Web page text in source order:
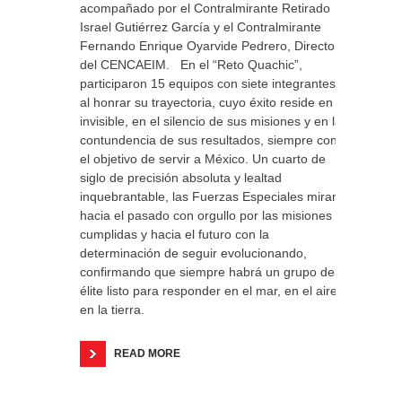
acompañado por el Contralmirante Retirado
Israel Gutiérrez García y el Contralmirante
Fernando Enrique Oyarvide Pedrero, Director
del CENCAEIM. En el “Reto Quachic”,
participaron 15 equipos con siete integrantes,
al honrar su trayectoria, cuyo éxito reside en lo
invisible, en el silencio de sus misiones y en la
contundencia de sus resultados, siempre con
el objetivo de servir a México. Un cuarto de
siglo de precisión absoluta y lealtad
inquebrantable, las Fuerzas Especiales miran
hacia el pasado con orgullo por las misiones
cumplidas y hacia el futuro con la
determinación de seguir evolucionando,
confirmando que siempre habrá un grupo de
élite listo para responder en el mar, en el aire y
en la tierra.
READ MORE